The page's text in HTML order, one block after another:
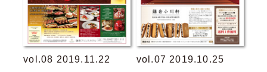
vol.08 2019.11.22 vol.07 2019.10.25